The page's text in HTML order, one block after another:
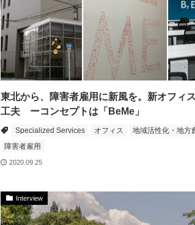
東北から、障害者雇用に新風を。新オフィ
工夫 ーコンセプトは「BeMe」
Specialized Services オフィス
地域活性化・地方
障害者雇用
2020.09.25
Interview